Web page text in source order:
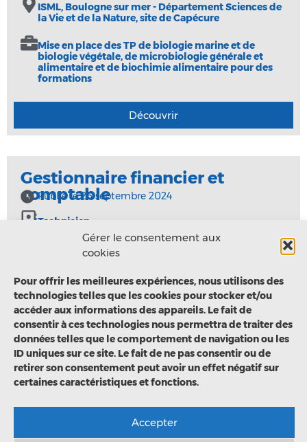
Gérer le consentement aux
cookies
Pour offrir les meilleures expériences, nous utilisons des
technologies telles que les cookies pour stocker et/ou
accéder aux informations des appareils. Le fait de
consentir à ces technologies nous permettra de traiter des
données telles que le comportement de navigation ou les
ID uniques sur ce site. Le fait de ne pas consentir ou de
retirer son consentement peut avoir un effet négatif sur
certaines caractéristiques et fonctions.
Accepter
ISML, Boulogne sur mer - Département Sciences de
la Vie et de la Nature, site de Capécure
Mise en place des TP de biologie marine et de
biologie végétale, de microbiologie générale et
alimentaire et de biochimie alimentaire pour des
formations
Découvrir
Gestionnaire financier et
comptable
Publié le26 septembre 2024
Technicien
Titulaire de la Fonction Publique
Dunkerque
Découvrir
https://www.univ-littoral.fr
Politique de confidentialité RGPD
Notice RGPD à l’attention des candidats